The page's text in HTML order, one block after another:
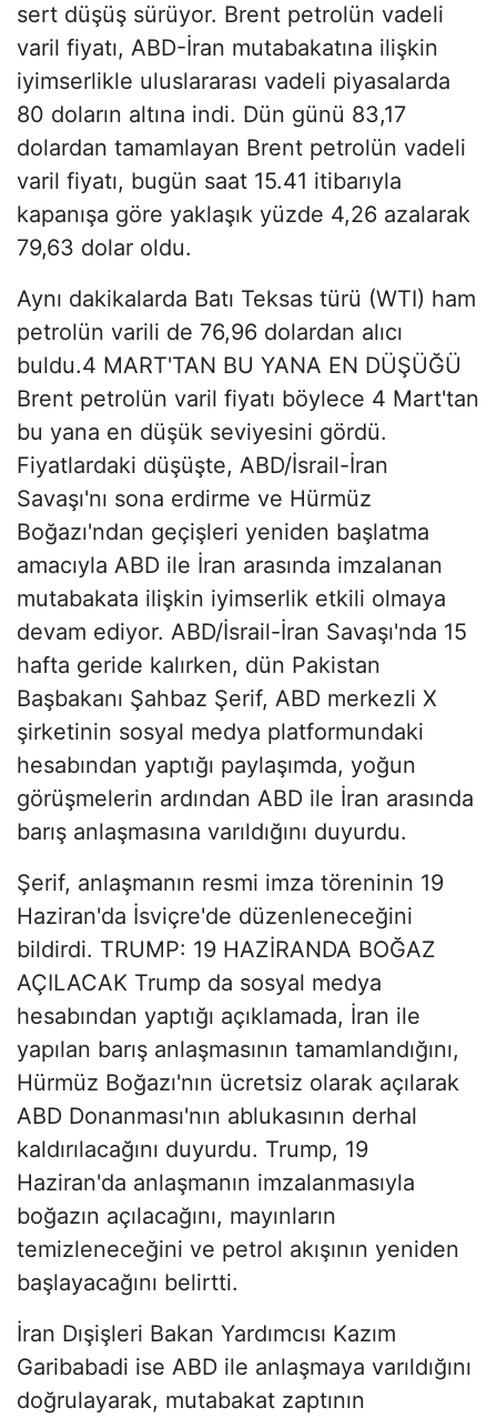
sert düşüş sürüyor. Brent petrolün vadeli
varil fiyatı, ABD-İran mutabakatına ilişkin
iyimserlikle uluslararası vadeli piyasalarda
80 doların altına indi. Dün günü 83,17
dolardan tamamlayan Brent petrolün vadeli
varil fiyatı, bugün saat 15.41 itibarıyla
kapanışa göre yaklaşık yüzde 4,26 azalarak
79,63 dolar oldu.
Aynı dakikalarda Batı Teksas türü (WTI) ham
petrolün varili de 76,96 dolardan alıcı
buldu.4 MART'TAN BU YANA EN DÜŞÜĞÜ
Brent petrolün varil fiyatı böylece 4 Mart'tan
bu yana en düşük seviyesini gördü.
Fiyatlardaki düşüşte, ABD/İsrail-İran
Savaşı'nı sona erdirme ve Hürmüz
Boğazı'ndan geçişleri yeniden başlatma
amacıyla ABD ile İran arasında imzalanan
mutabakata ilişkin iyimserlik etkili olmaya
devam ediyor. ABD/İsrail-İran Savaşı'nda 15
hafta geride kalırken, dün Pakistan
Başbakanı Şahbaz Şerif, ABD merkezli X
şirketinin sosyal medya platformundaki
hesabından yaptığı paylaşımda, yoğun
görüşmelerin ardından ABD ile İran arasında
barış anlaşmasına varıldığını duyurdu.
Şerif, anlaşmanın resmi imza töreninin 19
Haziran'da İsviçre'de düzenleneceğini
bildirdi. TRUMP: 19 HAZİRANDA BOĞAZ
AÇILACAK Trump da sosyal medya
hesabından yaptığı açıklamada, İran ile
yapılan barış anlaşmasının tamamlandığını,
Hürmüz Boğazı'nın ücretsiz olarak açılarak
ABD Donanması'nın ablukasının derhal
kaldırılacağını duyurdu. Trump, 19
Haziran'da anlaşmanın imzalanmasıyla
boğazın açılacağını, mayınların
temizleneceğini ve petrol akışının yeniden
başlayacağını belirtti.
İran Dışişleri Bakan Yardımcısı Kazım
Garibabadi ise ABD ile anlaşmaya varıldığını
doğrulayarak, mutabakat zaptının